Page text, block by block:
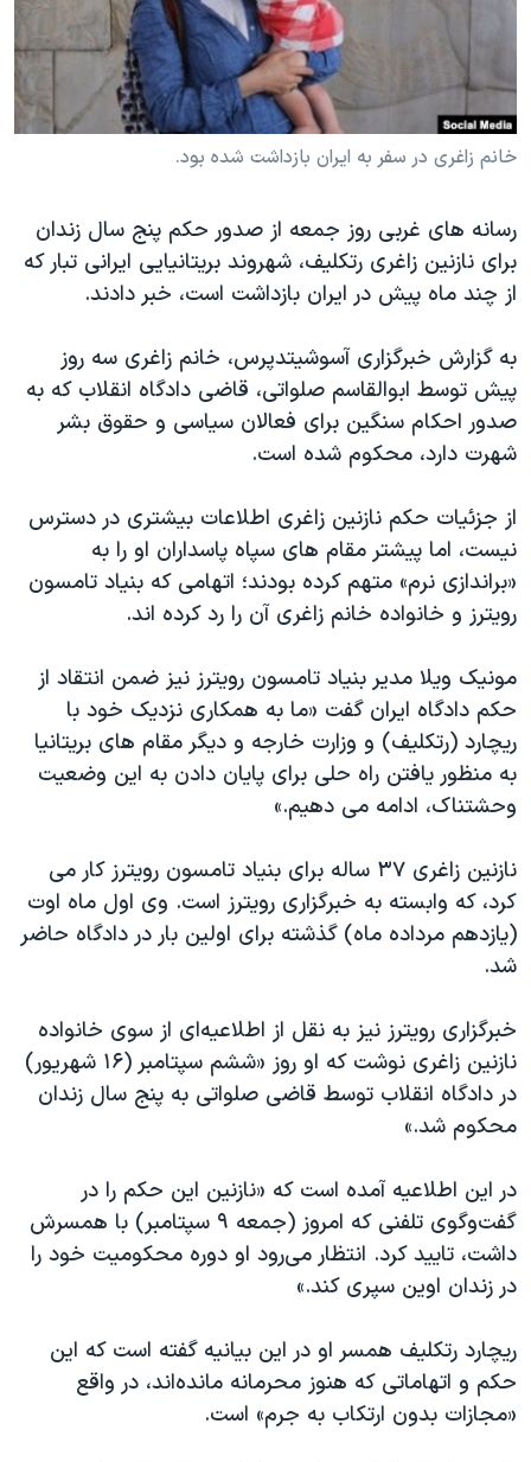
حقوق شهروندی
علم و فناوری
گالری عکس
آرشیو پخش زنده
انتخابات ریاست جمهوری آمریکا ۲۰۲۴
حمله جمهوری اسلامی به اسرائیل
رمز مهسا
اعتراضات زن، زندگی، آزادی
مجموعه مستندهای دادخواهی
دادگاه حمید نوری
چهل سال گروگان‌گیری
قانون شفافیت دارائی کادر رهبری ایران
اسرائیل در جنگ
نرگس محمدی برنده جایزه نوبل صلح
همایش محافظه‌کاران آمریکا «سی‌پک»
سفر پرزیدنت ترامپ به چین
خانم زاغری در سفر به ایران بازداشت شده بود.
رسانه های غربی روز جمعه از صدور حکم پنج سال زندان
برای نازنین زاغری رتکلیف، شهروند بریتانیایی ایرانی تبار که
از چند ماه پیش در ایران بازداشت است، خبر دادند.
به گزارش خبرگزاری آسوشیتدپرس، خانم زاغری سه روز
پیش توسط ابوالقاسم صلواتی، قاضی دادگاه انقلاب که به
صدور احکام سنگین برای فعالان سیاسی و حقوق بشر
شهرت دارد، محکوم شده است.
از جزئیات حکم نازنین زاغری اطلاعات بیشتری در دسترس
نیست، اما پیشتر مقام های سپاه پاسداران او را به
«براندازی نرم» متهم کرده بودند؛ اتهامی که بنیاد تامسون
رویترز و خانواده خانم زاغری آن را رد کرده اند.
مونیک ویلا مدیر بنیاد تامسون رویترز نیز ضمن انتقاد از
حکم دادگاه ایران گفت «ما به همکاری نزدیک خود با
ریچارد (رتکلیف) و وزارت خارجه و دیگر مقام های بریتانیا
به منظور یافتن راه حلی برای پایان دادن به این وضعیت
وحشتناک، ادامه می دهیم.»
نازنین زاغری ۳۷ ساله برای بنیاد تامسون رویترز کار می
کرد، که وابسته به خبرگزاری رویترز است. وی اول ماه اوت
(یازدهم مرداده ماه) گذشته برای اولین بار در دادگاه حاضر
شد.
خبرگزاری رویترز نیز به نقل از اطلاعیه‌ای از سوی خانواده
نازنین زاغری نوشت که او روز «ششم سپتامبر (۱۶ شهریور)
در دادگاه انقلاب توسط قاضی صلواتی به پنج سال زندان
محکوم شد.»
در این اطلاعیه آمده است که «نازنین این حکم را در
گفت‌وگوی تلفنی که امروز (جمعه ۹ سپتامبر) با همسرش
داشت، تایید کرد. انتظار می‌رود او دوره محکومیت خود را
در زندان اوین سپری کند.»
ریچارد رتکلیف همسر او در این بیانیه گفته است که این
حکم و اتهاماتی که هنوز محرمانه مانده‌اند، در واقع
«مجازات بدون ارتکاب به جرم» است.